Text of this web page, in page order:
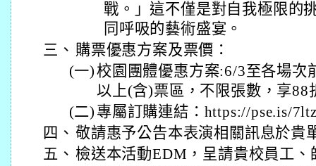
戰。」這不僅是對自我極限的
同呼吸的藝術盛宴。
三、 購票優惠方案及票價：
(一)校園團體優惠方案:6/3至各場次
以上(含)票區，不限張數，享88
(二) 專屬訂購連結：https://pse.is/
四、 敬請惠予公告本表演相關訊息於貴
五、 檢送本活動EDM，呈請貴校員工